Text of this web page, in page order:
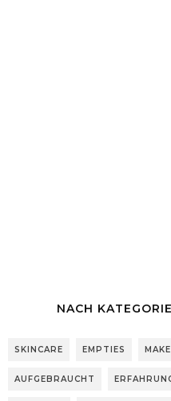
NACH
SKINCARE EMPTIES
AUFGEBRAUCHT